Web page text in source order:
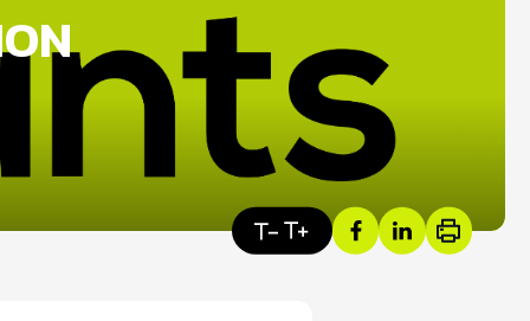
VOTRE SANTÉ ET CELLE DE VOTRE
PROCHE
ACTUALITÉS DU SECTEUR